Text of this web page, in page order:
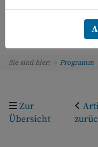
Menü
Sie sind hier: Programm
Zur
Übersicht